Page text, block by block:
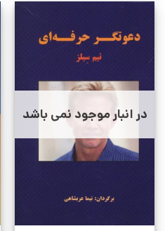
در انبار موجود نمی باشد